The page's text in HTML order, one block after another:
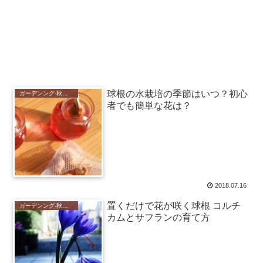
球根の水栽培の季節はいつ？初心
者でも簡単な花は？
2018.07.16
置くだけで花が咲く球根 コルチ
カムとサフランの育て方